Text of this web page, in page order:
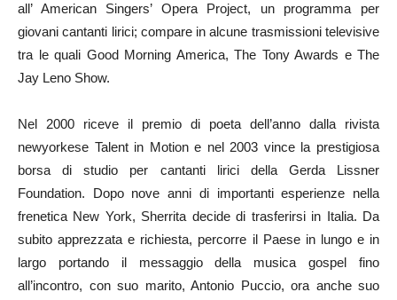
all’ American Singers’ Opera Project, un programma per
giovani cantanti lirici; compare in alcune trasmissioni televisive
tra le quali Good Morning America, The Tony Awards e The
Jay Leno Show.
Nel 2000 riceve il premio di poeta dell’anno dalla rivista
newyorkese Talent in Motion e nel 2003 vince la prestigiosa
borsa di studio per cantanti lirici della Gerda Lissner
Foundation. Dopo nove anni di importanti esperienze nella
frenetica New York, Sherrita decide di trasferirsi in Italia. Da
subito apprezzata e richiesta, percorre il Paese in lungo e in
largo portando il messaggio della musica gospel fino
all’incontro, con suo marito, Antonio Puccio, ora anche suo